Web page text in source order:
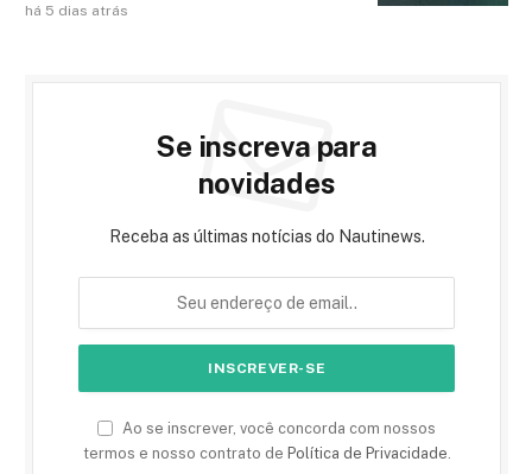
há 5 dias atrás
Se inscreva para
novidades
Receba as últimas notícias do Nautinews.
Ao se inscrever, você concorda com nossos
termos e nosso contrato de Política de Privacidade